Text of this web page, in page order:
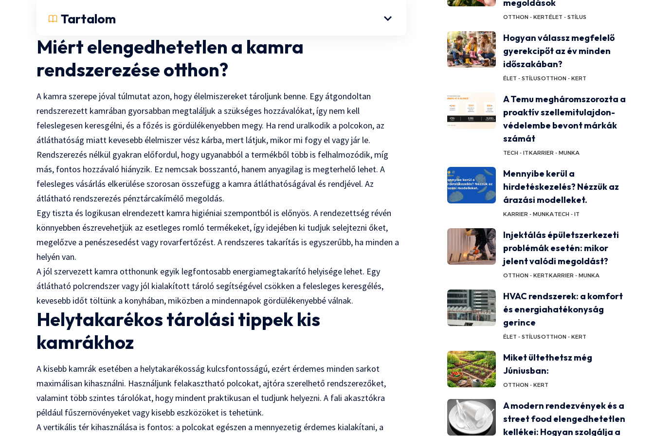
Tartalom
Miért elengedhetetlen a kamra
rendszerezése otthon?
A kamra szerepe jóval túlmutat azon, hogy élelmiszereket tároljunk benne. Egy átgondoltan
rendszerezett kamrában gyorsabban megtaláljuk a szükséges hozzávalókat, így nem kell
feleslegesen keresgélni, és a főzés is gördülékenyebben megy. Ha rend uralkodik a polcokon, az
átláthatóság miatt kevesebb élelmiszer vész kárba, mert látjuk, mikor mi fogy el vagy jár le.
Rendszerezés nélkül gyakran előfordul, hogy ugyanabból a termékből több is felhalmozódik, míg
más, fontos hozzávaló hiányzik. Ez nemcsak bosszantó, hanem anyagilag is megterhelő lehet. A
felesleges vásárlás elkerülése szorosan összefügg a kamra átláthatóságával és rendjével. Az
átlátható rendszerezés pénztárcakímélő megoldás.
Egy tiszta és logikusan elrendezett kamra higiéniai szempontból is előnyös. A rendezettség révén
könnyebben észrevehetjük az esetleges romló termékeket, így idejében ki tudjuk selejtezni őket,
megelőzve a penészesedést vagy rovarfertőzést. A rendszeres takarítás is egyszerűbb, ha minden a
helyén van.
A jól szervezett kamra otthonunk egyik legfontosabb energiamegtakarító helyisége lehet. Egy
átlátható polcrendszer vagy jól kialakított tároló segítségével csökken a felesleges keresgélés,
kevesebb időt töltünk a konyhában, miközben a mindennapok gördülékenyebbé válnak.
Helytakarékos tárolási tippek kis
kamrákhoz
A kisebb kamrák esetében a helytakarékosság kulcsfontosságú, ezért érdemes minden sarkot
maximálisan kihasználni. Használjunk felakasztható polcokat, ajtóra szerelhető rendszerezőket,
valamint több szintes tárolókat, hogy mindent praktikusan el tudjunk helyezni. A fali akasztókra
például fűszernövényeket vagy kisebb eszközöket is tehetünk.
A vertikális tér kihasználása is fontos: a polcokat egészen a mennyezetig érdemes kialakítani, a
megoldások
OTTHON - KERTÉLET - STÍLUS
Hogyan válassz megfelelő
gyerekcipőt az év minden
időszakában?
ÉLET - STÍLUSOTTHON - KERT
A Temu megháromszorozta a
proaktív szellemitulajdon-
védelembe bevont márkák
számát
TECH - ITKARRIER - MUNKA
Mennyibe kerül a
hirdetéskezelés? Nézzük az
árazási modelleket.
KARRIER - MUNKATECH - IT
Injektálás épületszerkezeti
problémák esetén: mikor
jelent valódi megoldást?
OTTHON - KERTKARRIER - MUNKA
HVAC rendszerek: a komfort
és energiahatékonyság
gerince
ÉLET - STÍLUSOTTHON - KERT
Miket ültethetsz még
Júniusban:
OTTHON - KERT
A modern rendezvények és a
street food elengedhetetlen
kellékei: Hogyan szolgálja a